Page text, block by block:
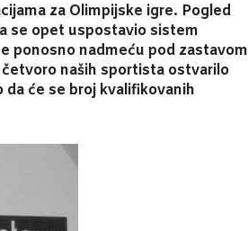
za Olimpijske igre. Pogled
se opet uspostavio sistem
ponosno nadmeću pod zastavom
naših sportista ostvarilo
će se broj kvalifikovanih